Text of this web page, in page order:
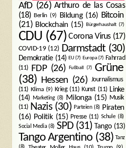
AfD(26) Arthuro de las Cosas
(18) Berlin (9) Bildung(16) Bitcoin
(21) Blockchain (15) Bürgerhaushalt (7)
CDU (67) Corona Virus(17)
COVID-19 (12) Darmstadt (30)
Demokratie(14) EU(7) Europa(7) Fahrrad
(11)
FDP(26) Fußball (7)
Grüne
(38) Hessen (26) Journalismus
(11) Klima(9) Krieg(11) Kunst(11) Linke
(14) Marketing(8) Milonga(15) Musik
(11) Nazis(30) Parteien(8) Piraten
(16) Politik(15) Presse(11) Schule(8)
Social Media (8) SPD(31) Tango(13)
Tango Argentino(38) Tanz